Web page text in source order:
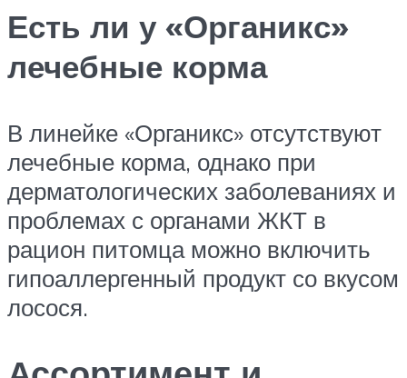
Есть ли у «Органикс»
лечебные корма
В линейке «Органикс» отсутствуют
лечебные корма, однако при
дерматологических заболеваниях и
проблемах с органами ЖКТ в
рацион питомца можно включить
гипоаллергенный продукт со вкусом
лосося.